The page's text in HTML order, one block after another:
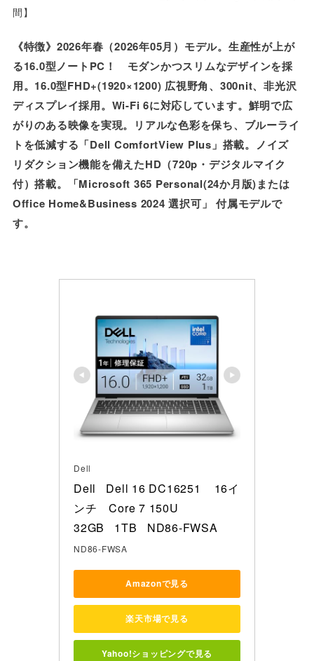
間】
《特徴》2026年春（2026年05月）モデル。生産性が上が
る16.0型ノートPC！ モダンかつスリムなデザインを採
用。16.0型FHD+(1920×1200) 広視野角、300nit、非光沢
ディスプレイ採用。Wi-Fi 6に対応しています。鮮明で広
がりのある映像を実現。リアルな色彩を保ち、ブルーライ
トを低減する「Dell ComfortView Plus」搭載。ノイズ
リダクション機能を備えたHD（720p・デジタルマイク
付）搭載。「Microsoft 365 Personal(24か月版)または
Office Home&Business 2024 選択可」 付属モデルで
す。
Dell
Dell   Dell 16 DC16251    16イ
ンチ　Core 7 150U
32GB   1TB   ND86-FWSA
ND86-FWSA
Amazonで見る
楽天市場で見る
Yahoo!ショッピングで見る